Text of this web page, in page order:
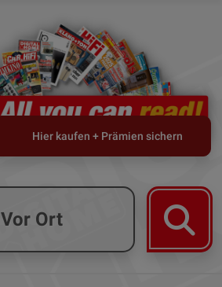
Hier kaufen + Prämien sichern
Vor Ort